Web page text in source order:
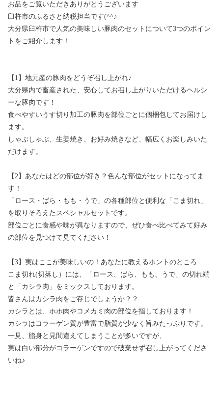
お品をご覧いただきありがとうございます
臼杵市のふるさと納税担当です(^^♪
大分県臼杵市で人気の美味しい豚肉のセットについて3つのポイン
トをご紹介します！
【1】地元産の豚肉をどうぞ召し上がれ♪
大分県内で畜産された、安心してお召し上がりいただけるヘルシ
ーな豚肉です！
食べやすいうす切り加工の豚肉を部位ごとに個梱包してお届けし
ます。
しゃぶしゃぶ、生姜焼き、お好み焼きなど、幅広くお楽しみいた
だけます。
【2】あなたはどの部位が好き？色んな部位がセットになってま
す！
「ロース・ばら・もも・うで」の各種部位と便利な「こま切れ」
を取りそろえたスペシャルセットです。
部位ごとに食感や味が異なりますので、ぜひ食べ比べてみて好み
の部位を見つけて見てください！
【3】実はここが美味しいの！あなたに教えるホントのところ
こま切れ(切落し）には、「ロース、ばら、もも、うで」の切れ端
と「カシラ肉」をミックスしております。
皆さんはカシラ肉をご存じでしょうか？？
カシラとは、ホホ肉やコメカミ肉の部位を指しております！
カシラはコラーゲン質が豊富で脂質が少なく旨みたっぷりです。
一見、脂身と見間違えてしまうことが多いですが、
実は白い部分がコラーゲンですので破棄せず召し上がってくださ
いね♪